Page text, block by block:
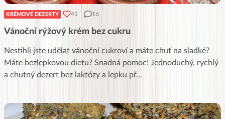
KRÉMOVÉ DEZERTY 41 16
Vánoční rýžový krém bez cukru
Nestihli jste udělat vánoční cukroví a máte chuť na sladké?
Máte bezlepkovou dietu? Snadná pomoc! Jednoduchý, rychlý
a chutný dezert bez laktózy a lepku př...